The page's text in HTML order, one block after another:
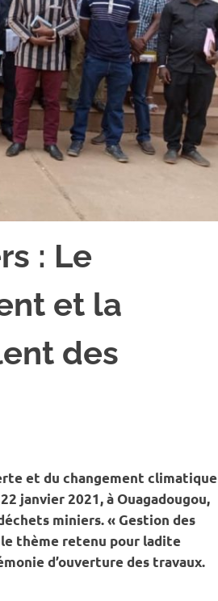
: Le
et la
des
et du changement climatique
janvier 2021, à Ouagadougou,
miniers. « Gestion des
thème retenu pour ladite
d’ouverture des travaux.